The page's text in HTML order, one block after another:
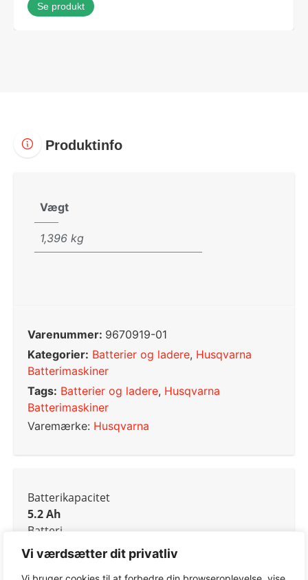
Vi værdsætter dit privatliv
Se produkt
Produktinfo
Vægt
1,396 kg
Varenummer: 9670919-01
Kategorier: Batterier og ladere, Husqvarna
Batterimaskiner
Tags: Batterier og ladere, Husqvarna
Batterimaskiner
Varemærke: Husqvarna
Batterikapacitet
5.2 Ah
Batteri
Li-on
Batteri